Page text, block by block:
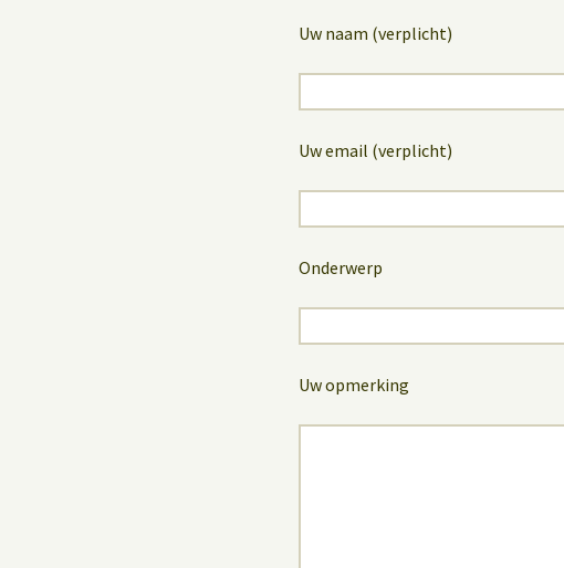
Uw naam (verplicht)
Uw email (verplicht)
Onderwerp
Uw opmerking